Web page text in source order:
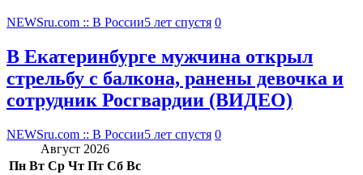
NEWSru.com :: В России5 лет спустя 0
В Екатеринбурге мужчина открыл
стрельбу с балкона, ранены девочка и
сотрудник Росгвардии (ВИДЕО)
NEWSru.com :: В России5 лет спустя 0
Август 2026
Пн Вт Ср Чт Пт Сб Вс